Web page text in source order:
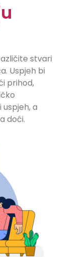
stvari
Uspjeh bi
prihod,
a
doći.